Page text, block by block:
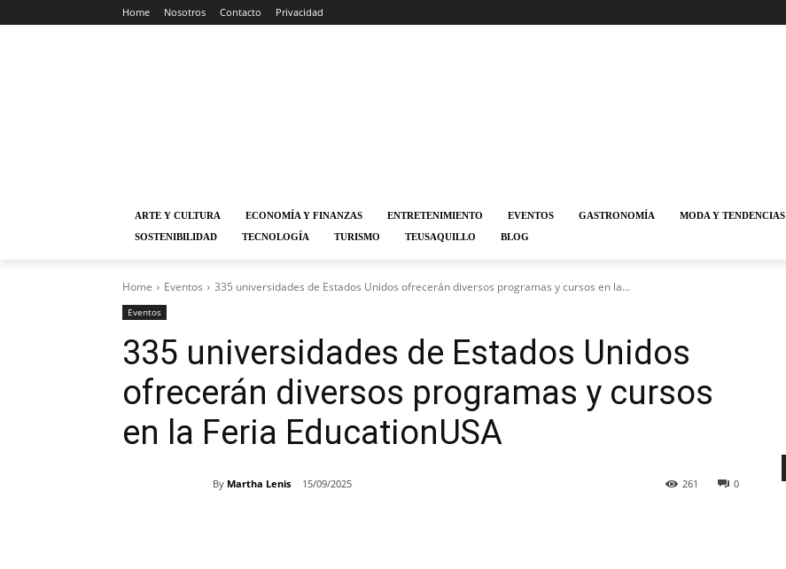
Home Nosotros Contacto Privacidad
ARTE Y CULTURA ECONOMÍA Y FINANZAS ENTRETENIMIENTO EVENTOS GASTRONOMÍA MODA Y TENDENCIAS
SOSTENIBILIDAD
TECNOLOGÍA TURISMO TEUSAQUILLO BLOG
Home Eventos 335 universidades de Estados Unidos ofrecerán diversos programas y cursos en la...
Eventos
335 universidades de Estados Unidos
ofrecerán diversos programas y cursos
en la Feria EducationUSA
By Martha Lenis 15/09/2025 0
261